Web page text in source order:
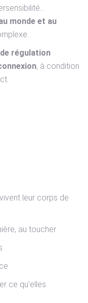
monde et au
régulation
, à condition
leur corps de
au toucher
ce qu'elles